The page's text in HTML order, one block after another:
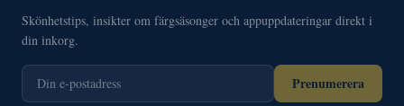
Skönhetstips, insikter om färgsäsonger och appuppdateringar direkt i
din inkorg.
Prenumerera